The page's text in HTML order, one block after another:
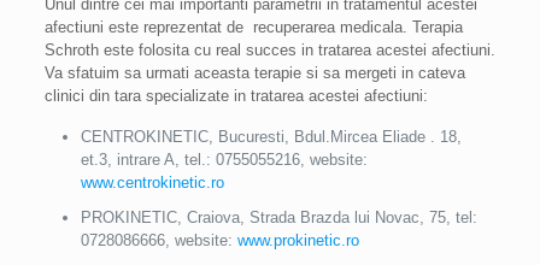
Unul dintre cei mai importanti parametrii in tratamentul acestei
afectiuni este reprezentat de recuperarea medicala. Terapia
Schroth este folosita cu real succes in tratarea acestei afectiuni.
Va sfatuim sa urmati aceasta terapie si sa mergeti in cateva
clinici din tara specializate in tratarea acestei afectiuni:
CENTROKINETIC, Bucuresti, Bdul.Mircea Eliade . 18,
et.3, intrare A, tel.: 0755055216, website:
www.centrokinetic.ro
PROKINETIC, Craiova, Strada Brazda lui Novac, 75, tel:
0728086666, website: www.prokinetic.ro